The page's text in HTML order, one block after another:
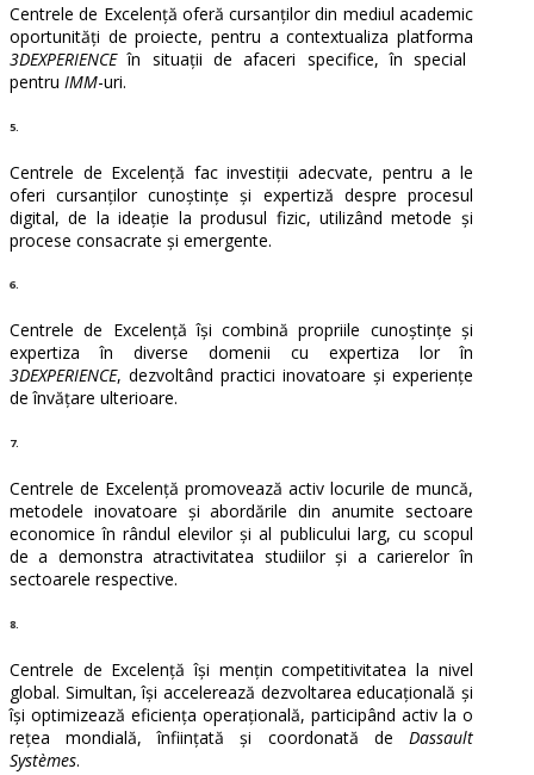
Centrele de Excelență oferă cursanților din mediul academic
oportunități de proiecte, pentru a contextualiza platforma
3DEXPERIENCEîn situații de afaceri specifice, în special
pentru IMM-uri.
5.
Centrele de Excelență fac investiții adecvate, pentru a le
oferi cursanților cunoștințe și expertiză despre procesul
digital, de la ideație la produsul fizic, utilizând metode și
procese consacrate și emergente.
6.
Centrele de Excelență își combină propriile cunoștințe și
expertiza în diverse domenii cu expertiza lor în
3DEXPERIENCE, dezvoltând practici inovatoare și experiențe
de învățare ulterioare.
7.
Centrele de Excelență promovează activ locurile de muncă,
metodele inovatoare și abordările din anumite sectoare
economice în rândul elevilor și al publicului larg, cu scopul
de a demonstra atractivitatea studiilor și a carierelor în
sectoarele respective.
8.
Centrele de Excelență își mențin competitivitatea la nivel
global. Simultan, își accelerează dezvoltarea educațională și
își optimizează eficiența operațională, participând activ la o
rețea mondială, înființată și coordonată de Dassault
Systèmes.